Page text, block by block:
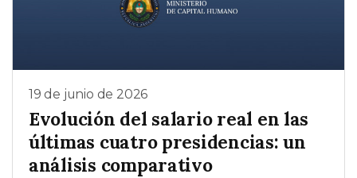
19 de junio de 2026
Evolución del salario real en las
últimas cuatro presidencias: un
análisis comparativo